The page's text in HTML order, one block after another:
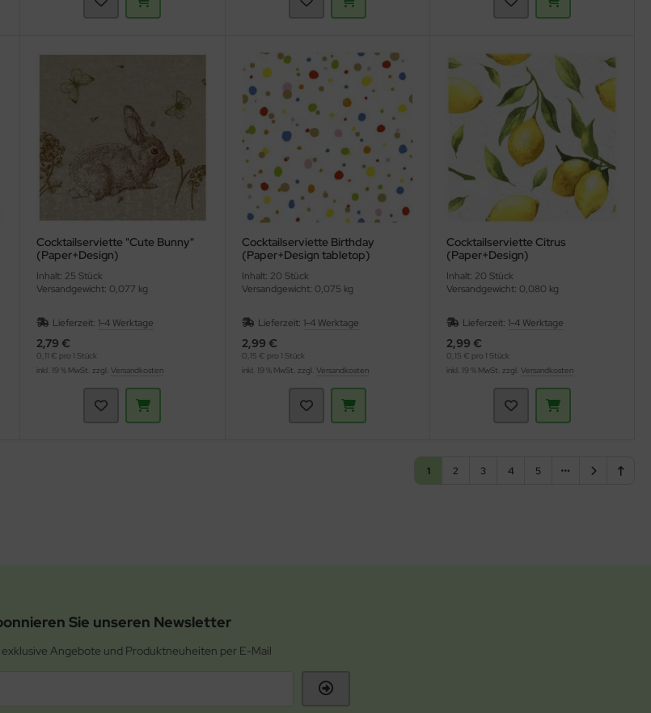
Cocktailserviette "Cute Bunny"
(Paper+Design)
Inhalt: 25 Stück
Versandgewicht: 0,077 kg
Lieferzeit:1-4 Werktage
2,79 €
0,11 € pro 1 Stück
inkl. 19 % MwSt. zzgl.Versandkosten
Cocktailserviette Birthday
(Paper+Design tabletop)
Inhalt: 20 Stück
Versandgewicht: 0,075 kg
Lieferzeit: 1-4 Werktage
2,99 €
0,15 € pro 1 Stück
inkl. 19 % MwSt. zzgl. Versandkosten
Cocktailserviette Citrus
(Paper+Design)
Inhalt: 20 Stück
Versandgewicht: 0,080 kg
Lieferzeit: 1-4 Werktage
2,99 €
0,15 € pro 1 Stück
inkl. 19 % MwSt. zzgl. Versandkosten
1 2 3 4 5
Sie unseren Newsletter
exklusive Angebote und Produktneuheiten per E-Mail